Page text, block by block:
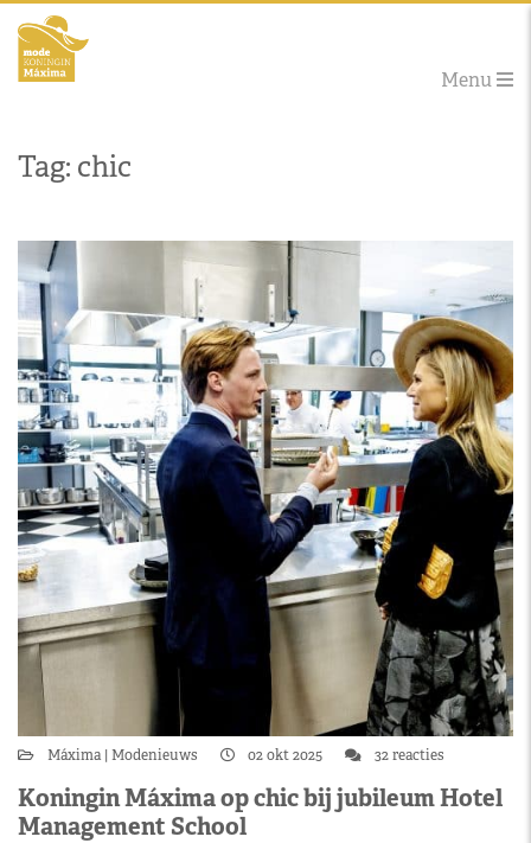
Menu
Tag: chic
Máxima Modenieuws 02 okt 2025 32 reacties
Koningin Máxima op chic bij jubileum Hotel
Management School